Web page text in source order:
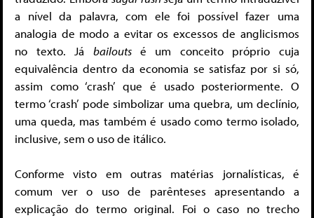
a nível da palavra, com ele foi possível fazer uma
analogia de modo a evitar os excessos de anglicismos
no texto. Já bailouts é um conceito próprio cuja
equivalência dentro da economia se satisfaz por si só,
assim como ‘crash’ que é usado posteriormente. O
termo ‘crash’ pode simbolizar uma quebra, um declínio,
uma queda, mas também é usado como termo isolado,
inclusive, sem o uso de itálico.
Conforme visto em outras matérias jornalísticas, é
comum ver o uso de parênteses apresentando a
explicação do termo original. Foi o caso no trecho